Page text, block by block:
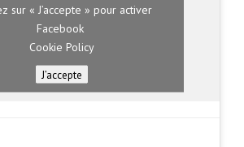
sur « J’accepte » pour activer
Facebook
Cookie Policy
J’accepte